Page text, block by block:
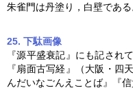
朱雀門は丹塗り，白壁であ
25. 下駄画像
『源平盛衰記』にも記され
『扇面古写経』（大阪・四
んだいなごんえことば』『